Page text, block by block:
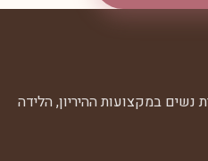
במקצועות ההיריון, הלידה